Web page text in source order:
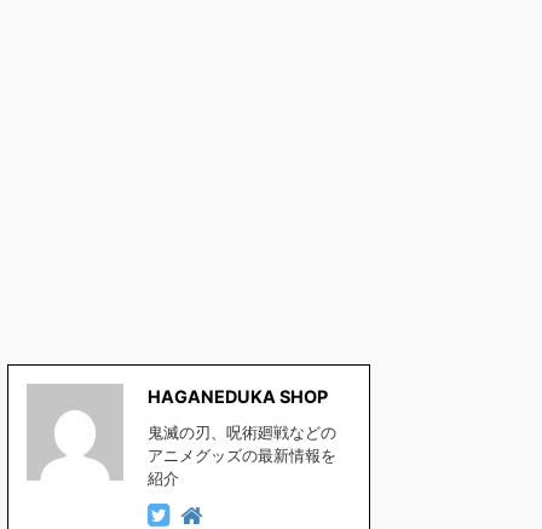
HAGANEDUKA SHOP
鬼滅の刃、呪術廻戦などの
アニメグッズの最新情報を
紹介